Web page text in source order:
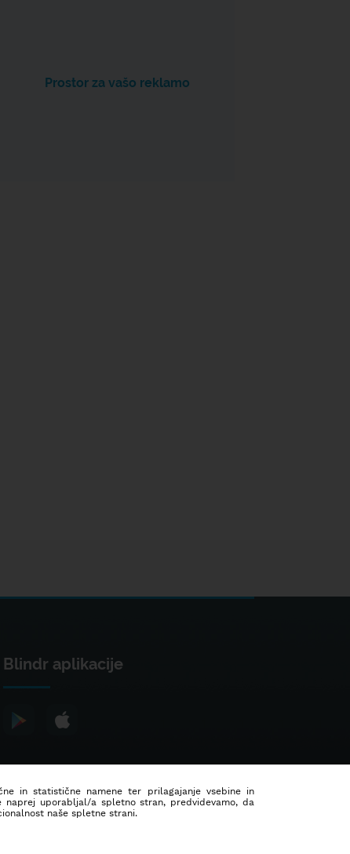
Prostor za vašo reklamo
Blindr aplikacije
in statistične namene ter prilagajanje vsebine in
naprej uporabljal/a spletno stran, predvidevamo, da
naše spletne strani.